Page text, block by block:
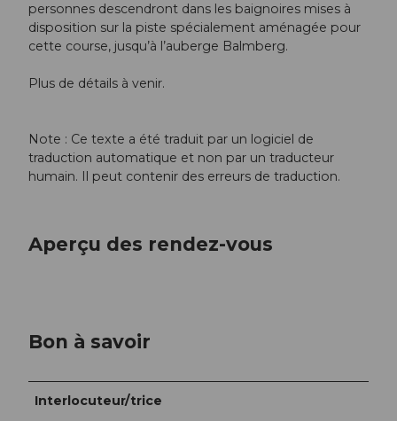
personnes descendront dans les baignoires mises à
disposition sur la piste spécialement aménagée pour
cette course, jusqu’à l’auberge Balmberg.
Plus de détails à venir.
Note : Ce texte a été traduit par un logiciel de
traduction automatique et non par un traducteur
humain. Il peut contenir des erreurs de traduction.
Aperçu des rendez-vous
Bon à savoir
Interlocuteur/trice